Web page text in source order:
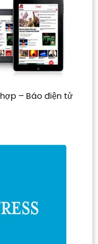
– Báo điện tử